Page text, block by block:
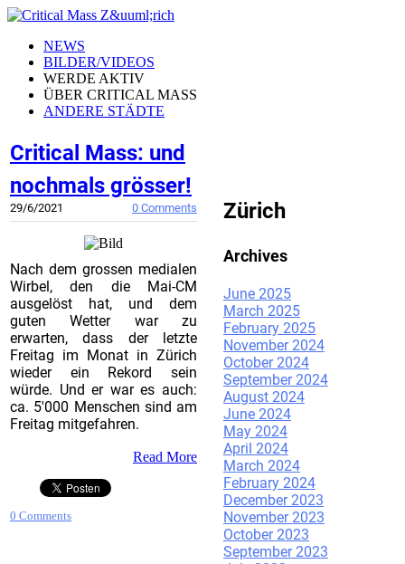
NEWS
BILDER/VIDEOS
WERDE AKTIV
ÜBER CRITICAL MASS
ANDERE STÄDTE
Critical Mass: und
nochmals grösser!
29/6/2021 0 Comments
Nach dem grossen medialen
Wirbel, den die Mai-CM
ausgelöst hat, und dem
guten Wetter war zu
erwarten, dass der letzte
Freitag im Monat in Zürich
wieder ein Rekord sein
würde. Und er war es auch:
ca. 5'000 Menschen sind am
Freitag mitgefahren.
Read More
0 Comments
Zürich
Archives
June 2025
March 2025
February 2025
November 2024
October 2024
September 2024
August 2024
June 2024
May 2024
April 2024
March 2024
February 2024
December 2023
November 2023
October 2023
September 2023